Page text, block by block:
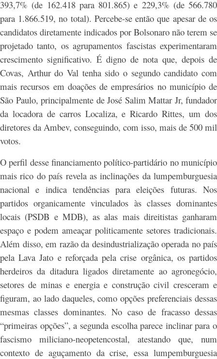
393,7% (de 162.418 para 801.865) e 229,3% (de 566.780
para 1.866.519, no total). Percebe-se então que apesar de os
candidatos diretamente indicados por Bolsonaro não terem se
projetado tanto, os agrupamentos fascistas experimentaram
crescimento significativo. É digno de nota que, depois de
Covas, Arthur do Val tenha sido o segundo candidato com
mais recursos em doações de empresários no município de
São Paulo, principalmente de José Salim Mattar Jr, fundador
da locadora de carros Localiza, e Ricardo Rittes, um dos
diretores da Ambev, conseguindo, com isso, mais de 500 mil
votos.
O perfil desse financiamento político-partidário no município
mais rico do país revela as inclinações da lumpemburguesia
nacional e indica tendências para eleições futuras. Nos
partidos organicamente vinculados às classes dominantes
locais (PSDB e MDB), as alas mais direitistas ganharam
espaço e podem ameaçar politicamente setores tradicionais.
Além disso, em razão da desindustrialização operada no país
pela Lava Jato e reforçada pela crise orgânica, os partidos
herdeiros da ditadura ligados diretamente ao agronegócio,
setores de minas e energia e construção civil cresceram e
figuram, ao lado daqueles, como opções preferenciais dessas
mesmas classes dominantes. No caso de fracasso dessas
“primeiras opções”, a segunda escolha parece inclinar para o
fascismo miliciano-neopetencostal, atestando que, num
contexto de aguçamento da crise, essa lumpemburguesia